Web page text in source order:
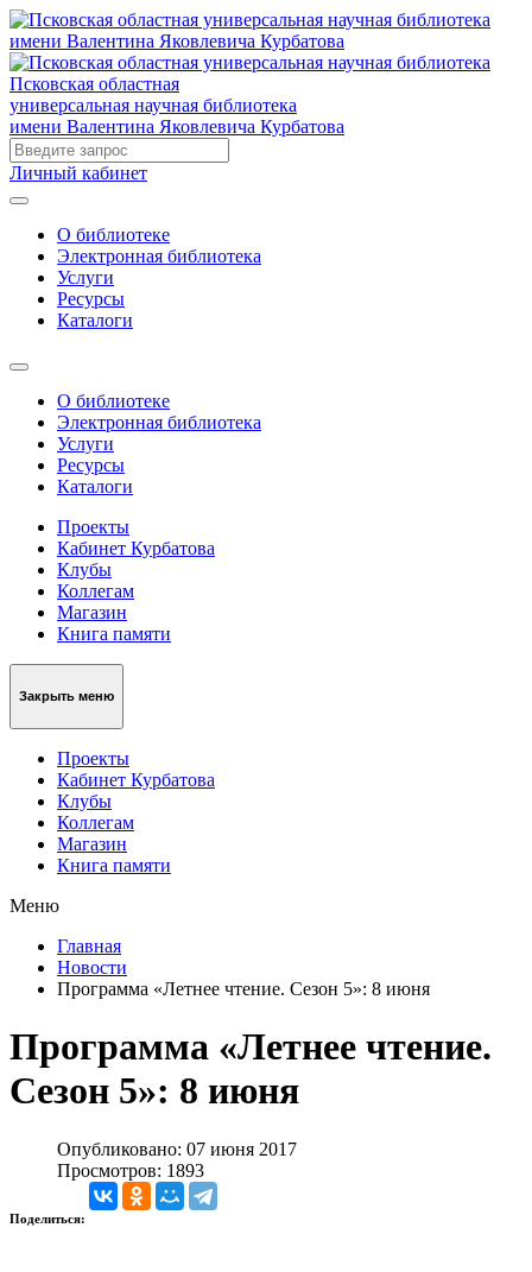
Псковская областная
универсальная научная библиотека
имени Валентина Яковлевича Курбатова
Личный кабинет
О библиотеке
Электронная библиотека
Услуги
Ресурсы
Каталоги
О библиотеке
Электронная библиотека
Услуги
Ресурсы
Каталоги
Проекты
Кабинет Курбатова
Клубы
Коллегам
Магазин
Книга памяти
Закрыть меню
Проекты
Кабинет Курбатова
Клубы
Коллегам
Магазин
Книга памяти
Меню
Главная
Новости
Программа «Летнее чтение. Сезон 5»: 8 июня
Программа «Летнее чтение.
Сезон 5»: 8 июня
Опубликовано: 07 июня 2017
Просмотров: 1893
Поделиться: